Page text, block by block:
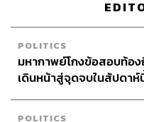
แตงโมปลาแห้งกับข้าวเห
POLITICS
มหากาพย์โกงข้อสอบท้อ
เดินหน้าสู่จุดจบในสัปดาห์
POLITICS